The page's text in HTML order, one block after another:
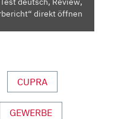
direkt öffnen
CUPRA
GEWERBE